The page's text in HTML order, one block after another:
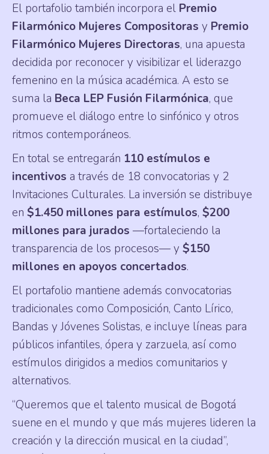
El portafolio también incorpora el Premio
Filarmónico Mujeres Compositoras y Premio
Filarmónico Mujeres Directoras, una apuesta
decidida por reconocer y visibilizar el liderazgo
femenino en la música académica. A esto se
suma la Beca LEP Fusión Filarmónica, que
promueve el diálogo entre lo sinfónico y otros
ritmos contemporáneos.
En total se entregarán 110 estímulos e
incentivos a través de 18 convocatorias y 2
Invitaciones Culturales. La inversión se distribuye
en $1.450 millones para estímulos, $200
millones para jurados —fortaleciendo la
transparencia de los procesos— y $150
millones en apoyos concertados.
El portafolio mantiene además convocatorias
tradicionales como Composición, Canto Lírico,
Bandas y Jóvenes Solistas, e incluye líneas para
públicos infantiles, ópera y zarzuela, así como
estímulos dirigidos a medios comunitarios y
alternativos.
“Queremos que el talento musical de Bogotá
suene en el mundo y que más mujeres lideren la
creación y la dirección musical en la ciudad”,